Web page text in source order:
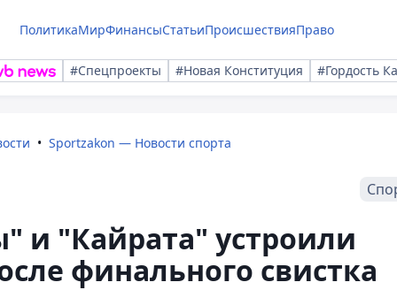
ПолитикаМирФинансыСтатьиПроисшествияПраво
#Спецпроекты #Новая Конституция #Гордость
Sportzakon — Новости спорта
и "Кайрата" устроили
финального свистка